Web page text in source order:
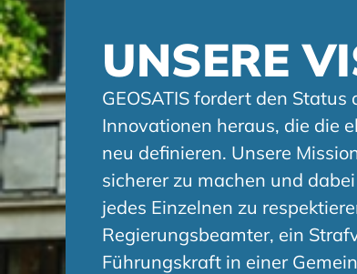
UNSERE
GEOSATIS fordert den
Innovationen heraus, die die
neu definieren. Unsere
sicherer zu machen und
jedes Einzelnen zu
Regierungsbeamter, ein
Führungskraft in einer